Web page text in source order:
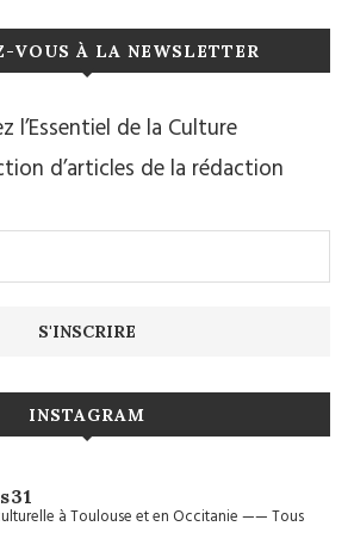
VOUS À LA NEWSLETTER
l’Essentiel de la Culture
d’articles de la rédaction
INSTAGRAM
à Toulouse et en Occitanie——Tous